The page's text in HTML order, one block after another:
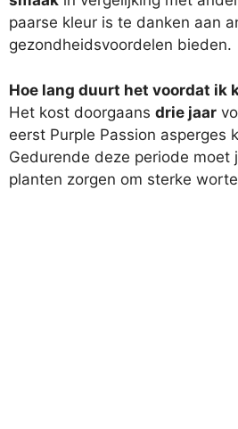
paarse kleur is te danken aan
gezondheidsvoordelen bieden.
Hoe lang duurt het voordat ik
Het kost doorgaans drie jaar
eerst Purple Passion asperges
Gedurende deze periode moet
planten zorgen om sterke